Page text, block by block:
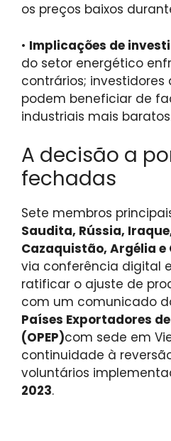
os preços baixos
• Implicações de
do setor energético
contrários; investidores
podem beneficiar de
industriais mais
A decisão a
fechadas
Sete membros
Saudita, Rússia,
Cazaquistão, Argélia e
via conferência digital
ratificar o ajuste de
com um comunicado
Países Exportadores
(OPEP)com sede em
continuidade à
voluntários
2023.